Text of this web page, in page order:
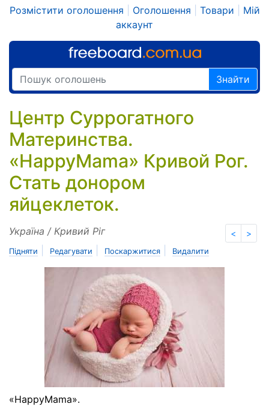
Розмістити оголошення Оголошення Товари
Мій
аккаунт
Знайти
Центр Суррогатного
Материнства.
«HappyMama» Кривой Рог.
Стать донором
яйцеклеток.
< >
Україна / Кривий Ріг
Підняти Редагувати Поскаржитися Видалити
«HappyMama».